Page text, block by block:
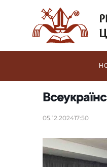
05.12.202417:50